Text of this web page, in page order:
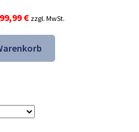
€
99,99€Aktueller
Preis
ist:
99,99 €.
zzgl. MwSt.